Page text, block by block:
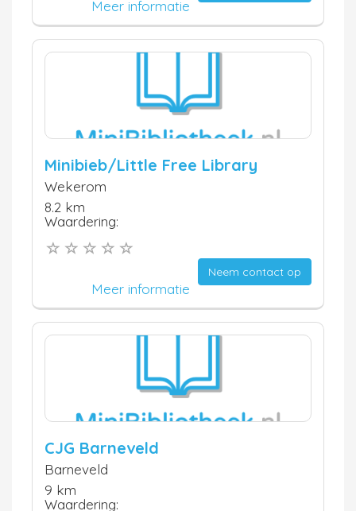
Meer informatie
Minibieb/Little Free Library
Wekerom
8.2 km
Waardering:
Neem contact op
Meer informatie
CJG Barneveld
Barneveld
9 km
Waardering: